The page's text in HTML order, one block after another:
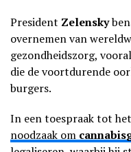
President Zelensky
overnemen van
gezondheidszorg,
die de voortdurende
burgers.
In een toespraak tot
noodzaak om